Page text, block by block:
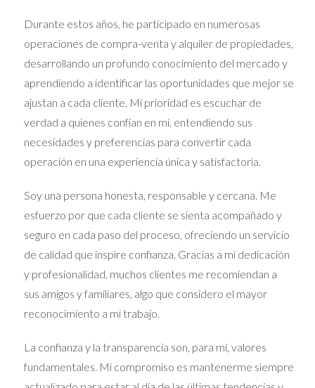
herramientas y métodos de análisis. Irán más allá de las
características físicas de tu hogar, considerando factores
como la ubicación, el estado del mercado local, las
ventas comparativas y el contexto económico más
amplio. Estos son algunos de los pasos que un perito
sigue en su valoración:
Inspección detallada:
Evaluarán cada aspecto de
la propiedad, desde su estado general hasta
la distribución de los espacios, los acabados, y más.
Análisis del mercado:Examinarán propiedades
similares que se hayan vendido recientemente en
la zona para establecer comparativas. Esto les
permite aportar un contexto real a su valoración.
Informe detallado:Producen un informe que
incluye todos los hallazgos y la justificación del valor
atribuido a la propiedad, lo que es esencial si debes
presentar el valor ante un tribunal.
ESTUDIOS DE CASO
PRÁCTICOS
Durante estos años, he participado en numerosas
operaciones de compra-venta y alquiler de propiedades,
desarrollando un profundo conocimiento del mercado y
aprendiendo a identificar las oportunidades que mejor se
ajustan a cada cliente. Mi prioridad es escuchar de
verdad a quienes confían en mí, entendiendo sus
necesidades y preferencias para convertir cada
operación en una experiencia única y satisfactoria.
Soy una persona honesta, responsable y cercana. Me
esfuerzo por que cada cliente se sienta acompañado y
seguro en cada paso del proceso, ofreciendo un servicio
de calidad que inspire confianza. Gracias a mi dedicación
y profesionalidad, muchos clientes me recomiendan a
sus amigos y familiares, algo que considero el mayor
reconocimiento a mi trabajo.
La confianza y la transparencia son, para mí, valores
fundamentales. Mi compromiso es mantenerme siempre